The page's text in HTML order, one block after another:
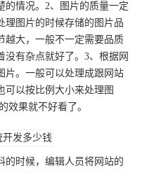
的情况。2、图片的质量一定
理图片的时候存储的图片品
越大，一般不一定需要品质
没有杂点就好了。3、根据网
片。一般可以处理成跟网站
可以按比例大小来处理图
效果就不好看了。
的时候，编辑人员将网站的